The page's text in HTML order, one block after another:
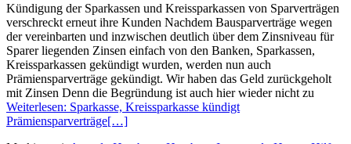
Kündigung der Sparkassen und Kreissparkassen von Sparverträgen
verschreckt erneut ihre Kunden Nachdem Bausparverträge wegen
der vereinbarten und inzwischen deutlich über dem Zinsniveau für
Sparer liegenden Zinsen einfach von den Banken, Sparkassen,
Kreissparkassen gekündigt wurden, werden nun auch
Prämiensparverträge gekündigt. Wir haben das Geld zurückgeholt
mit Zinsen Denn die Begründung ist auch hier wieder nicht zu
Weiterlesen: Sparkasse, Kreissparkasse kündigt
Prämiensparverträge[…]